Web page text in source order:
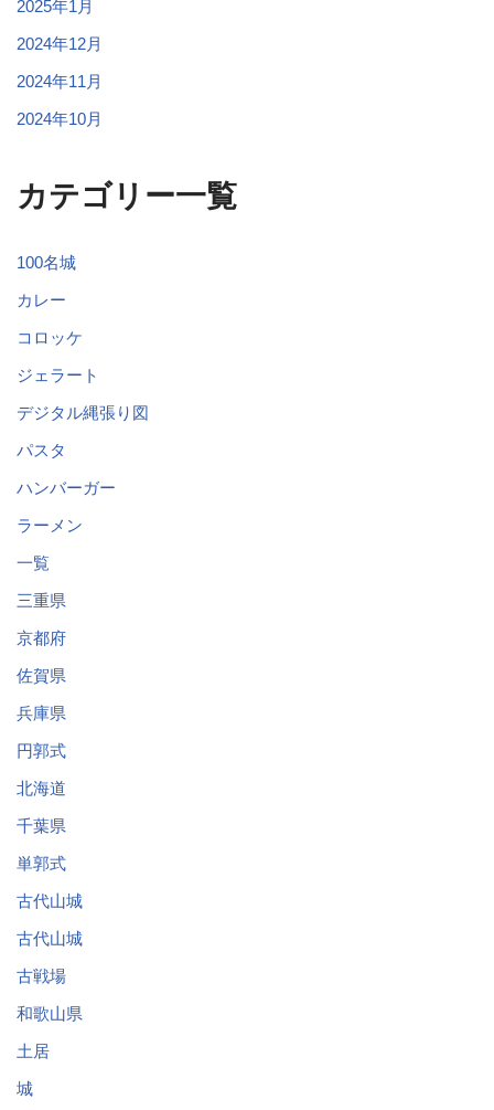
2025年1月
2024年12月
2024年11月
2024年10月
カテゴリー一覧
100名城
カレー
コロッケ
ジェラート
デジタル縄張り図
パスタ
ハンバーガー
ラーメン
一覧
三重県
京都府
佐賀県
兵庫県
円郭式
北海道
千葉県
単郭式
古代山城
古代山城
古戦場
和歌山県
土居
城